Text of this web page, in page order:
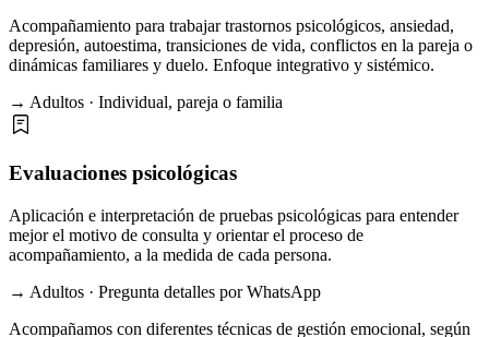
Acompañamiento para trabajar trastornos psicológicos, ansiedad,
depresión, autoestima, transiciones de vida, conflictos en la pareja o
dinámicas familiares y duelo. Enfoque integrativo y sistémico.
→ Adultos · Individual, pareja o familia
Evaluaciones psicológicas
Aplicación e interpretación de pruebas psicológicas para entender
mejor el motivo de consulta y orientar el proceso de
acompañamiento, a la medida de cada persona.
→ Adultos · Pregunta detalles por WhatsApp
Acompañamos con diferentes técnicas de gestión emocional, según